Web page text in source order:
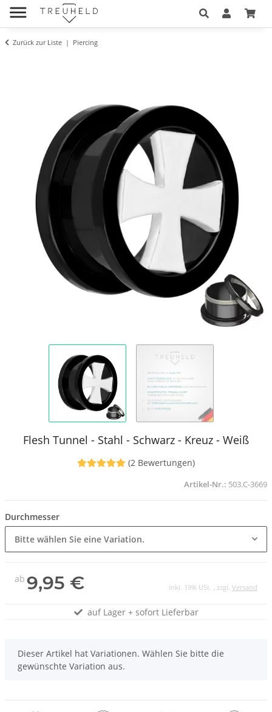
Zurück zur Liste Piercing
Flesh Tunnel - Stahl - Schwarz - Kreuz - Weiß
(2 Bewertungen)
Artikel-Nr.: 503.C-3669
Durchmesser
Bitte wählen Sie eine Variation.
ab 9,95 € inkl. 19% USt. , zzgl. Versand
auf Lager + sofort Lieferbar
x
Dieser Artikel hat Variationen. Wählen Sie bitte die
gewünschte Variation aus.